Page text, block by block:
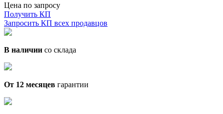
Цена по запросу
Получить КП
Запросить КП всех продавцов
В наличии со склада
От 12 месяцев гарантии